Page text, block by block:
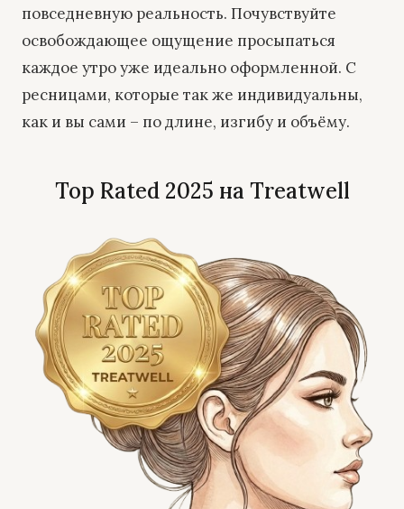
повседневную реальность. Почувствуйте
освобождающее ощущение просыпаться
каждое утро уже идеально оформленной. С
ресницами, которые так же индивидуальны,
как и вы сами – по длине, изгибу и объёму.
Top Rated 2025 на Treatwell